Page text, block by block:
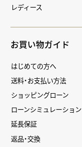
レディース
お買い物ガイド
はじめての方へ
送料・お支払い方法
ショッピングローン
ローンシミュレーション
延長保証
返品・交換